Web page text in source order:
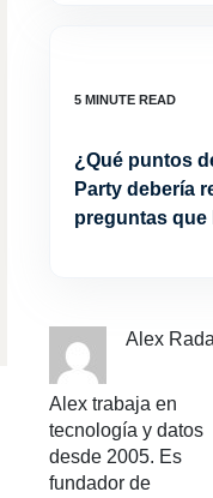
¿Qué puntos
Party debería
preguntas que
Alex Rada
Alex trabaja en
tecnología y datos
desde 2005. Es
fundador de